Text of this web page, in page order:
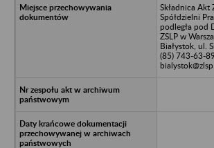
Składnica Akt
Spółdzielni
podległa pod
ZSLP w
Białystok, ul.
(85) 743-63-